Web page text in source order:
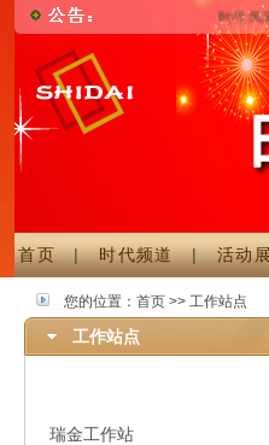
时代风
首页|时代频道|活动
您的位置： 首页 >> 工作站点
工作站点
瑞金工作站